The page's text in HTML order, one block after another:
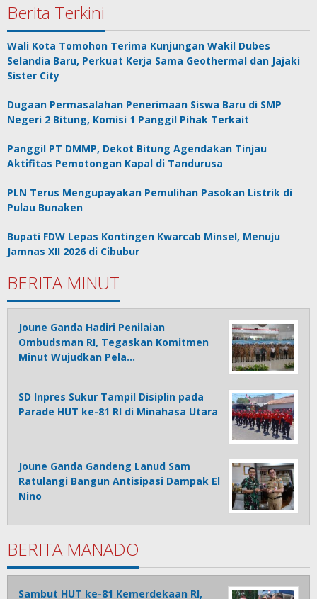
Berita Terkini
Wali Kota Tomohon Terima Kunjungan Wakil Dubes
Selandia Baru, Perkuat Kerja Sama Geothermal dan Jajaki
Sister City
Dugaan Permasalahan Penerimaan Siswa Baru di SMP
Negeri 2 Bitung, Komisi 1 Panggil Pihak Terkait
Panggil PT DMMP, Dekot Bitung Agendakan Tinjau
Aktifitas Pemotongan Kapal di Tandurusa
PLN Terus Mengupayakan Pemulihan Pasokan Listrik di
Pulau Bunaken
Bupati FDW Lepas Kontingen Kwarcab Minsel, Menuju
Jamnas XII 2026 di Cibubur
BERITA MINUT
Joune Ganda Hadiri Penilaian
Ombudsman RI, Tegaskan Komitmen
Minut Wujudkan Pela…
SD Inpres Sukur Tampil Disiplin pada
Parade HUT ke-81 RI di Minahasa Utara
Joune Ganda Gandeng Lanud Sam
Ratulangi Bangun Antisipasi Dampak El
Nino
BERITA MANADO
Sambut HUT ke-81 Kemerdekaan RI,